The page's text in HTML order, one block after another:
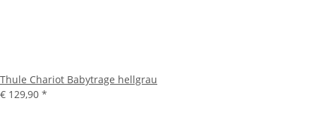
Thule Chariot Babytrage hellgrau
€ 129,90 *